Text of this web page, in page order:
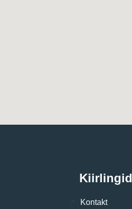
Kiirlingid
Kontakt